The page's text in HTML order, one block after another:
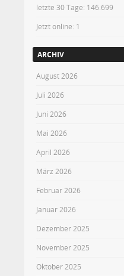
letzte 30 Tage: 146.699
Jetzt online: 1
ARCHIV
August 2026
Juli 2026
Juni 2026
Mai 2026
April 2026
März 2026
Februar 2026
Januar 2026
Dezember 2025
November 2025
Oktober 2025